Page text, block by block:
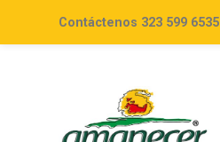
Contáctenos 323 599 6535